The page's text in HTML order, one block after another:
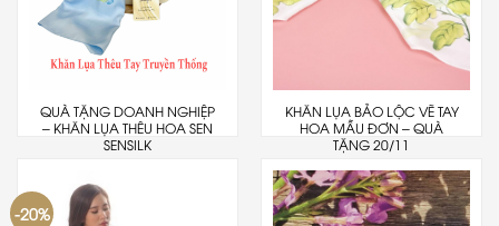
QUÀ TẶNG DOANH NGHIỆP
– KHĂN LỤA THÊU HOA SEN
SENSILK
KHĂN LỤA BẢO LỘC VẼ TAY
HOA MẪU ĐƠN – QUÀ
TẶNG 20/11
-20%